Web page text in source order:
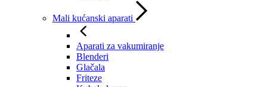
Mali kućanski aparati
Aparati za vakumiranje
Blenderi
Glačala
Friteze